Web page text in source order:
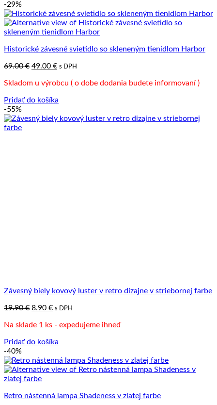
-29%
Historické závesné svietidlo so skleneným tienidlom Harbor
69.00€ Pôvodná
bola:
49.00 €Aktuálna
je:
s DPH
Skladom u výrobcu ( o dobe dodania budete informovaní )
Pridať do košíka
-55%
Závesný biely kovový luster v retro dizajne v striebornej farbe
19.90€ Pôvodná
bola:
8.90 €Aktuálna
je:
s DPH
Na sklade 1 ks - expedujeme ihneď
Pridať do košíka
-40%
Retro nástenná lampa Shadeness v zlatej farbe